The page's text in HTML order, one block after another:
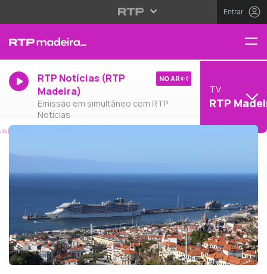
Entrar
RTP Notícias (RTP
Madeira)
Emissão em simultâneo com RTP
Notícias
NO AR
TV
RTP